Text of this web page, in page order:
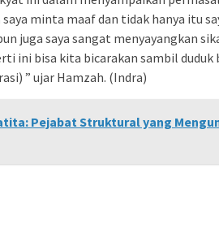
minta maaf dan tidak hanya itu
juga saya sangat menyayangkan
ini bisa kita bicarakan sambil duduk
” ujar Hamzah. (Indra)
Pejabat Struktural yang